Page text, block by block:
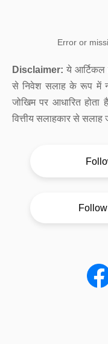
Error or
Disclaimer: ये आर्टिकल
से निवेश सलाह के रूप में
जोखिम पर आधारित
वित्तीय सलाहकार से